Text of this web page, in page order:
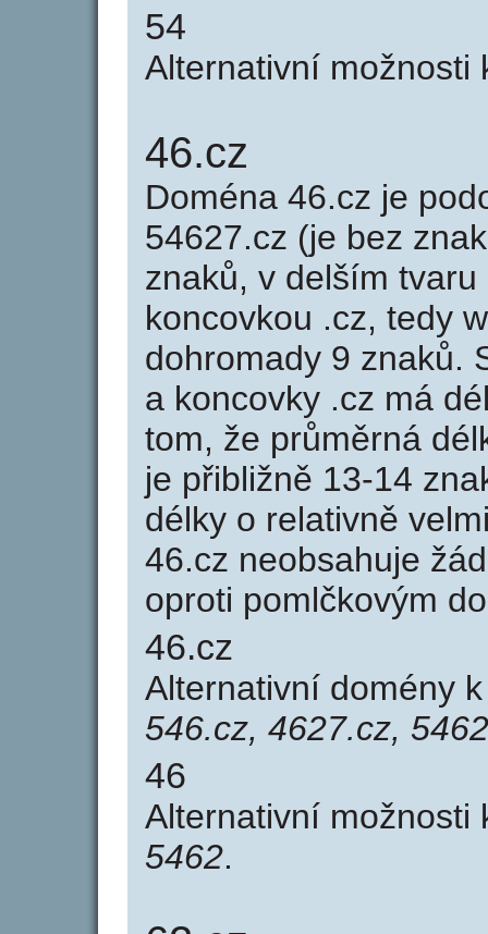
54
Alternativní možnosti
46.cz
Doména 46.cz je
54627.cz (je bez
znaků, v delším
koncovkou .cz, tedy
dohromady 9 znaků.
a koncovky .cz má
tom, že průměrná
je přibližně 13-14
délky o relativně
46.cz neobsahuje
oproti pomlčkovým
46.cz
Alternativní domény
546.cz, 4627.cz,
46
Alternativní možnosti
5462.